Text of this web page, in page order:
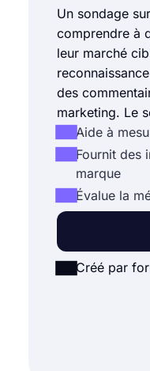
Un sondage
comprendre à
leur marché
des
marketing. Le
Aide à
Fournit des
marque
Évalue la
Créé par